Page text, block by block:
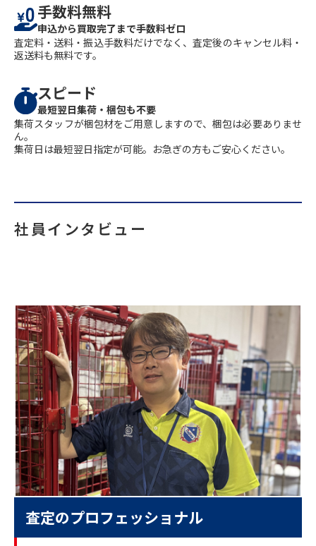
手数料無料
申込から買取完了まで手数料ゼロ
査定料・送料・振込手数料だけでなく、査定後のキャンセル料・
返送料も無料です。
スピード
最短翌日集荷・梱包も不要
集荷スタッフが梱包材をご用意しますので、梱包は必要ありませ
ん。
集荷日は最短翌日指定が可能。お急ぎの方もご安心ください。
社員インタビュー
査定のプロフェッショナル